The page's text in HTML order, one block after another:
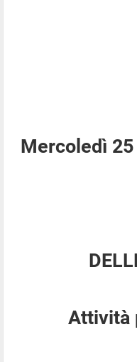
Mercoledì
Attività